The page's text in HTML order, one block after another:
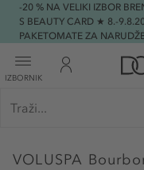
-20 % NA VELIKI IZBOR
S BEAUTY CARD ★ 8.-
PAKETOMATE ZA
IZBORNIK
VOLUSPA